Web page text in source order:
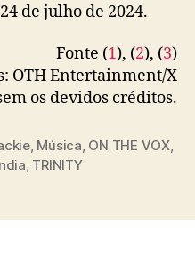
)
“
D
a
n
e
de julho de 2024.
Fonte (1), (2), (3)
OTH Entertainment/X
os devidos créditos.
, Música, ON THE VOX,
, TRINITY